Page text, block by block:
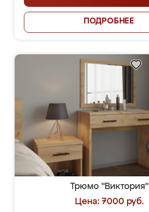
ПОДРОБНЕЕ
Трюмо "Виктория"
Цена: 7000 руб.